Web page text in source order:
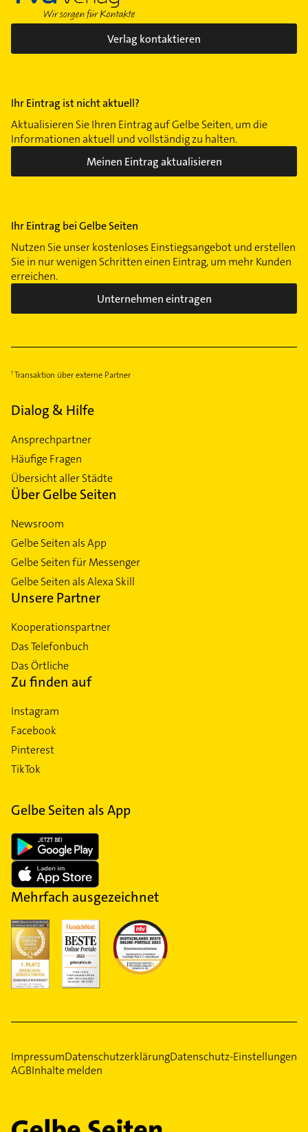
Verlag kontaktieren
Ihr Eintrag ist nicht aktuell?
Aktualisieren Sie Ihren Eintrag auf Gelbe Seiten, um die
Informationen aktuell und vollständig zu halten.
Meinen Eintrag aktualisieren
Ihr Eintrag bei Gelbe Seiten
Nutzen Sie unser kostenloses Einstiegsangebot und erstellen
Sie in nur wenigen Schritten einen Eintrag, um mehr Kunden
erreichen.
Unternehmen eintragen
Transaktion über externe Partner
Dialog & Hilfe
Ansprechpartner
Häufige Fragen
Übersicht aller Städte
Über Gelbe Seiten
Newsroom
Gelbe Seiten als App
Gelbe Seiten für Messenger
Gelbe Seiten als Alexa Skill
Unsere Partner
Kooperationspartner
Das Telefonbuch
Das Örtliche
Zu finden auf
Instagram
Facebook
Pinterest
TikTok
Gelbe Seiten als App
Mehrfach ausgezeichnet
ImpressumDatenschutzerklärungDatenschutz-Einstellungen
AGBInhalte melden